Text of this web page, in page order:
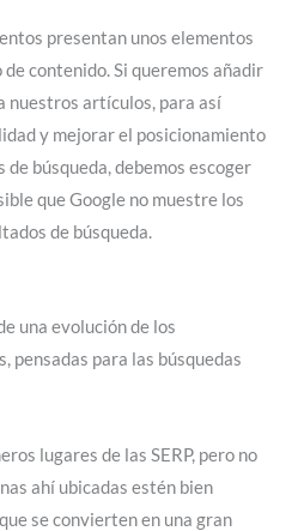
presentan unos elementos
contenido. Si queremos añadir
nuestros artículos, para así
y mejorar el posicionamiento
búsqueda, debemos escoger
que Google no muestre los
de búsqueda.
una evolución de los
pensadas para las búsquedas
lugares de las SERP, pero no
ahí ubicadas estén bien
se convierten en una gran